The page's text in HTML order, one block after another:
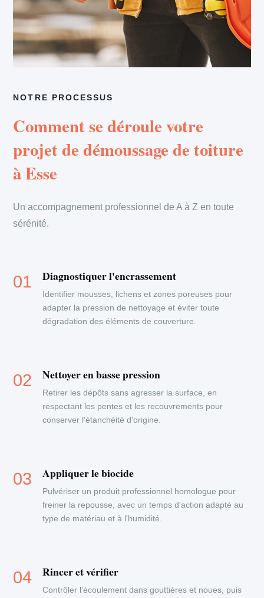
NOTRE PROCESSUS
Comment se déroule votre
projet de démoussage de toiture
à Esse
Un accompagnement professionnel de A à Z en toute
sérénité.
Diagnostiquer l'encrassement
Identifier mousses, lichens et zones poreuses pour
adapter la pression de nettoyage et éviter toute
dégradation des éléments de couverture.
Nettoyer en basse pression
Retirer les dépôts sans agresser la surface, en
respectant les pentes et les recouvrements pour
conserver l'étanchéité d'origine.
Appliquer le biocide
Pulvériser un produit professionnel homologue pour
freiner la repousse, avec un temps d'action adapté au
type de matériau et à l'humidité.
Rincer et vérifier
Contrôler l'écoulement dans gouttières et noues, puis